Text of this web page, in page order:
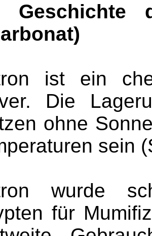
Geschichte
ist ein
Die
ohne
sein
wurde
für